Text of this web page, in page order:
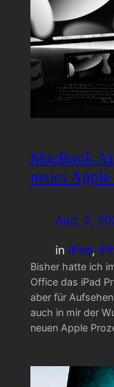
MacBook
neues Apple
Aug. 2,
in iPad,
Bisher hatte ich
Office das iPad
aber für
auch in mir der
neuen Apple